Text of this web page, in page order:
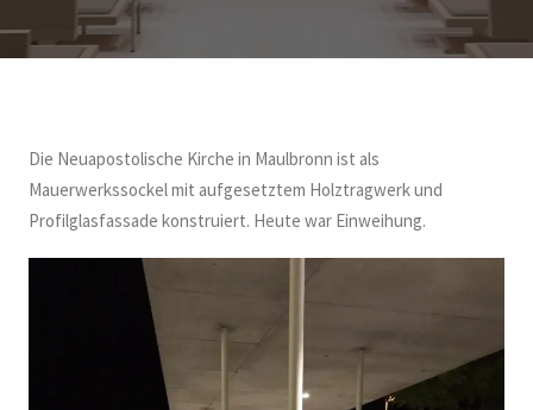
Die Neuapostolische Kirche in Maulbronn ist als
Mauerwerkssockel mit aufgesetztem Holztragwerk und
Profilglasfassade konstruiert. Heute war Einweihung.